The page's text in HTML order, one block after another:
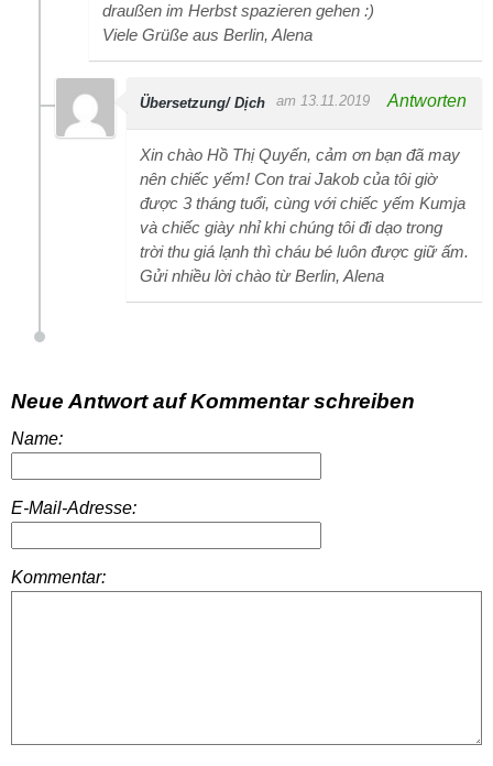
draußen im Herbst spazieren gehen :)
Viele Grüße aus Berlin, Alena
Übersetzung/ Dịch am 13.11.2019 Antworten
Xin chào Hồ Thị Quyến, cảm ơn bạn đã may
nên chiếc yếm! Con trai Jakob của tôi giờ
được 3 tháng tuổi, cùng với chiếc yếm Kumja
và chiếc giày nhỉ khi chúng tôi đi dạo trong
trời thu giá lạnh thì cháu bé luôn được giữ ấm.
Gửi nhiều lời chào từ Berlin, Alena
Neue Antwort auf Kommentar schreiben
Name:
E-Mail-Adresse:
Kommentar: